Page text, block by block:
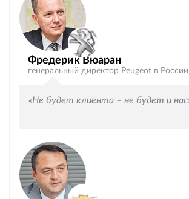
Фредерик Вюаран
генеральный директор Peugeot в России
«Не будет клиента – не будет и